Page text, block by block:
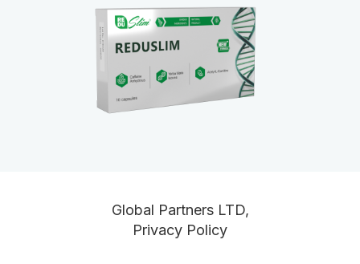
Global Partners LTD,
Privacy Policy